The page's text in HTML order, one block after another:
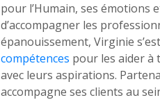
pour l’Humain, ses émotions
d’accompagner les
épanouissement, Virginie
compétences pour les aider à
avec leurs aspirations.
accompagne ses clients au